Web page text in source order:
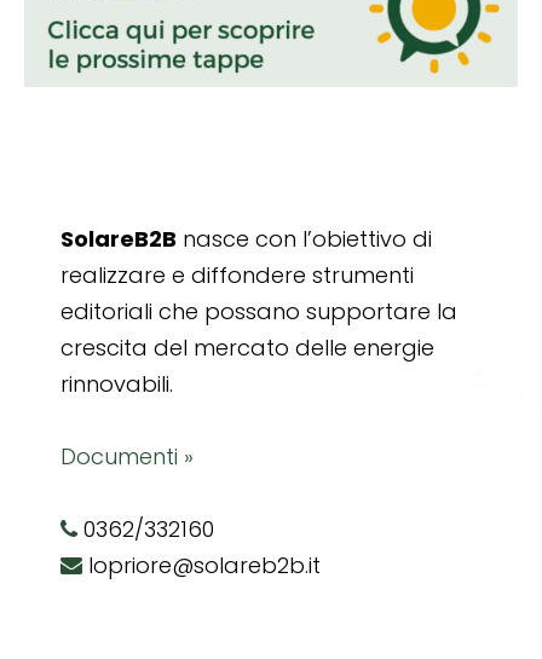
SolareB2B nasce con l’obiettivo di
realizzare e diffondere strumenti
editoriali che possano supportare la
crescita del mercato delle energie
rinnovabili.
Documenti »
0362/332160
lopriore@solareb2b.it